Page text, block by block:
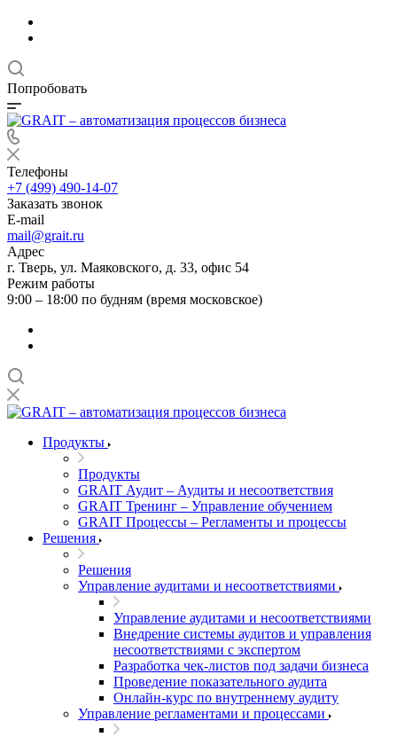
Попробовать
Телефоны
+7 (499) 490-14-07
Заказать звонок
E-mail
mail@grait.ru
Адрес
г. Тверь, ул. Маяковского, д. 33, офис 54
Режим работы
9:00 – 18:00 по будням (время московское)
Продукты
Продукты
GRAIT Аудит – Аудиты и несоответствия
GRAIT Тренинг – Управление обучением
GRAIT Процессы – Регламенты и процессы
Решения
Решения
Управление аудитами и несоответствиями
Управление аудитами и несоответствиями
Внедрение системы аудитов и управления
несоответствиями с экспертом
Разработка чек-листов под задачи бизнеса
Проведение показательного аудита
Онлайн-курс по внутреннему аудиту
Управление регламентами и процессами